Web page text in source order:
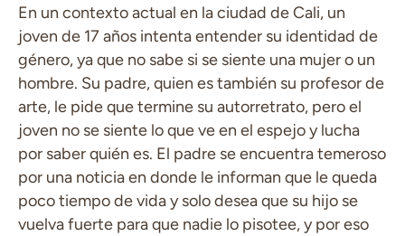
En un contexto actual en la ciudad de Cali, un
joven de 17 años intenta entender su identidad de
género, ya que no sabe si se siente una mujer o un
hombre. Su padre, quien es también su profesor de
arte, le pide que termine su autorretrato, pero el
joven no se siente lo que ve en el espejo y lucha
por saber quién es. El padre se encuentra temeroso
por una noticia en donde le informan que le queda
poco tiempo de vida y solo desea que su hijo se
vuelva fuerte para que nadie lo pisotee, y por eso